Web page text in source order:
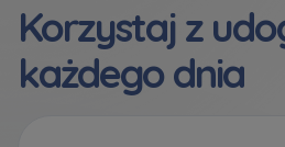
Korzystaj z
każdego dnia